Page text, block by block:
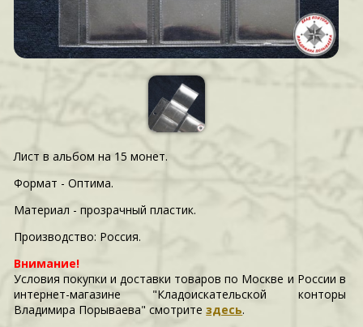
Лист в альбом на 15 монет.
Формат - Оптима.
Материал - прозрачный пластик.
Производство: Россия.
Внимание!
Условия покупки и доставки товаров по Москве и России в
интернет-магазине "Кладоискательской конторы
Владимира Порываева" смотритездесь.